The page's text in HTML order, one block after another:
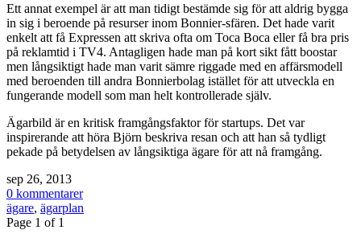
Ett annat exempel är att man tidigt bestämde sig för att aldrig bygga
in sig i beroende på resurser inom Bonnier-sfären. Det hade varit
enkelt att få Expressen att skriva ofta om Toca Boca eller få bra pris
på reklamtid i TV4. Antagligen hade man på kort sikt fått boostar
men långsiktigt hade man varit sämre riggade med en affärsmodell
med beroenden till andra Bonnierbolag istället för att utveckla en
fungerande modell som man helt kontrollerade själv.
Ägarbild är en kritisk framgångsfaktor för startups. Det var
inspirerande att höra Björn beskriva resan och att han så tydligt
pekade på betydelsen av långsiktiga ägare för att nå framgång.
sep 26, 2013
0 kommentarer
ägare, ägarplan
Page 1 of 1